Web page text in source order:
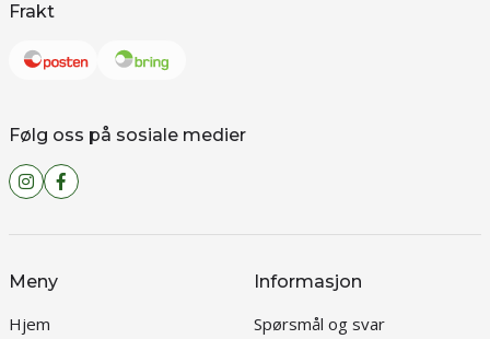
Frakt
Følg oss på sosiale medier
Meny
Hjem
Informasjon
Spørsmål og svar